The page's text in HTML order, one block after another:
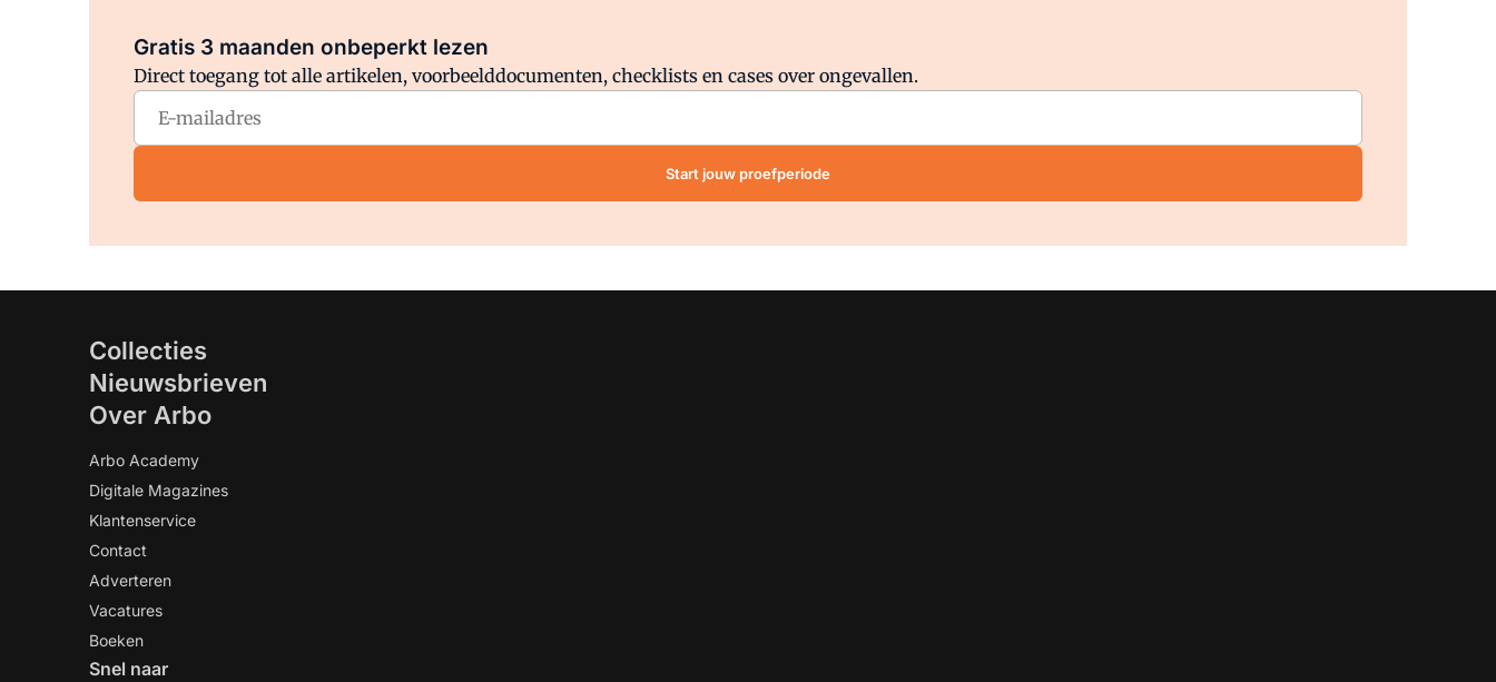
Gratis 3 maanden onbeperkt lezen
Direct toegang tot alle artikelen, voorbeelddocumenten, checklists en cases over ongevallen.
Start jouw proefperiode
Collecties
Nieuwsbrieven
Over Arbo
Arbo Academy
Digitale Magazines
Klantenservice
Contact
Adverteren
Vacatures
Boeken
Snel naar